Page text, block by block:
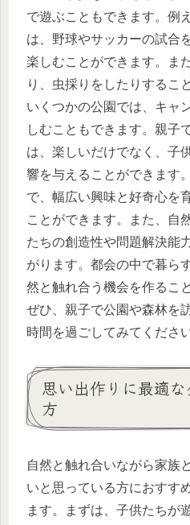
で遊ぶこともできます。例
は、野球やサッカーの試合
楽しむことができます。ま
り、虫採りをしたりするこ
いくつかの公園では、キャ
しむこともできます。親子
は、楽しいだけでなく、子
響を与えることができます
で、幅広い興味と好奇心を
ことができます。また、自
たちの創造性や問題解決能
がります。都会の中で暮ら
然と触れ合う機会を作るこ
ぜひ、親子で公園や森林を
時間を過ごしてみてください
思い出作りに最適
方
自然と触れ合いながら家族
いと思っている方におすす
ます。まずは、子供たちが